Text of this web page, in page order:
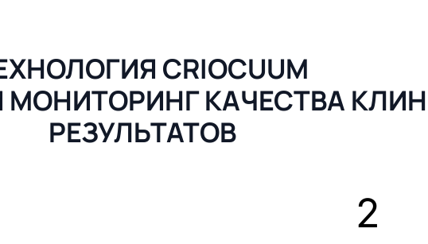
CRIOCUUM
КАЧЕСТВА
РЕЗУЛЬТАТОВ
2